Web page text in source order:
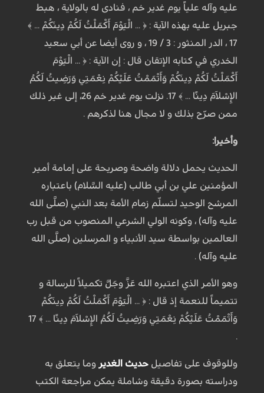
عليه وآله علياً يوم غدير خم ، فنادى له بالولاية ، هبط
جبريل عليه بهذه الآية : ﴿ ... الْيَوْمَ أَكْمَلْتُ لَكُمْ دِينَكُمْ ... ﴾
17 ، الدر المنثور : 3 / 19 ، و روى أيضا عن أبي سعيد
الخدري في كتابه الإتقان قال : إن الآية : ﴿ ... الْيَوْمَ
أَكْمَلْتُ لَكُمْ دِينَكُمْ وَأَتْمَمْتُ عَلَيْكُمْ نِعْمَتِي وَرَضِيتُ لَكُمُ
الإِسْلاَمَ دِينًا ... ﴾ 17. نزلت يوم غدير خم 26، إلى غير ذلك
ممن صرّح بذلك و لا مجال هنا لذكرهم .
وأخيرا:
الحديث يحمل دلالة واضحة وصريحة على إمامة أمير
المؤمنين علي بن أبي طالب (عليه السَّلام) باعتباره
المرشح الوحيد لتسلّم زمام الأمة بعد النبي (صلَّى الله
عليه وآله) ، وكونه الولي الشرعي المنصوب من قبل رب
العالمين بواسطة سيد الأنبياء و المرسلين (صلَّى الله
عليه وآله) .
وهو الأمر الذي اعتبره الله عَزَّ وجَلَّ تكميلاً للرسالة و
تتميماً للنعمة إذ قال : ﴿ ... الْيَوْمَ أَكْمَلْتُ لَكُمْ دِينَكُمْ
وَأَتْمَمْتُ عَلَيْكُمْ نِعْمَتِي وَرَضِيتُ لَكُمُ الإِسْلاَمَ دِينًا ... ﴾ 17
.
وللوقوف على تفاصيل حديث الغدير وما يتعلق به
ودراسته بصورة دقيقة وشاملة يمكن مراجعة الكتب